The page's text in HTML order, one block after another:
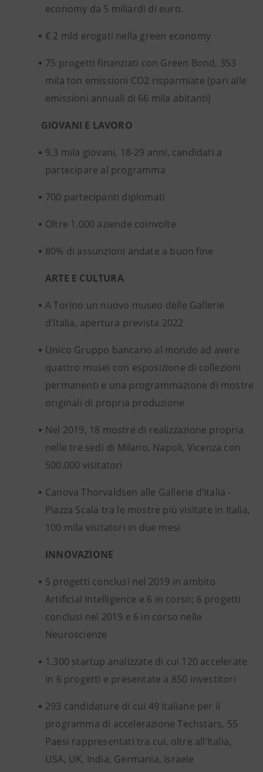
economy da 5 miliardi di euro.
€ 2 mld erogati nella green economy
75 progetti finanziati con Green Bond, 353
mila ton emissioni CO2 risparmiate (pari alle
emissioni annuali di 66 mila abitanti)
GIOVANI E LAVORO
9,3 mila giovani, 18-29 anni, candidati a
partecipare al programma
700 partecipanti diplomati
Oltre 1.000 aziende coinvolte
80% di assunzioni andate a buon fine
ARTE E CULTURA
A Torino un nuovo museo delle Gallerie
d’Italia, apertura prevista 2022
Unico Gruppo bancario al mondo ad avere
quattro musei con esposizione di collezioni
permanenti e una programmazione di mostre
originali di propria produzione
Nel 2019, 18 mostre di realizzazione propria
nelle tre sedi di Milano, Napoli, Vicenza con
500.000 visitatori
Canova Thorvaldsen alle Gallerie d’Italia -
Piazza Scala tra le mostre più visitate in Italia,
100 mila visitatori in due mesi
INNOVAZIONE
5 progetti conclusi nel 2019 in ambito
Artificial Intelligence e 6 in corso; 6 progetti
conclusi nel 2019 e 6 in corso nelle
Neuroscienze
1.300 startup analizzate di cui 120 accelerate
in 6 progetti e presentate a 850 investitori
293 candidature di cui 49 italiane per il
programma di accelerazione Techstars, 55
Paesi rappresentati tra cui, oltre all’Italia,
USA, UK, India, Germania, Israele